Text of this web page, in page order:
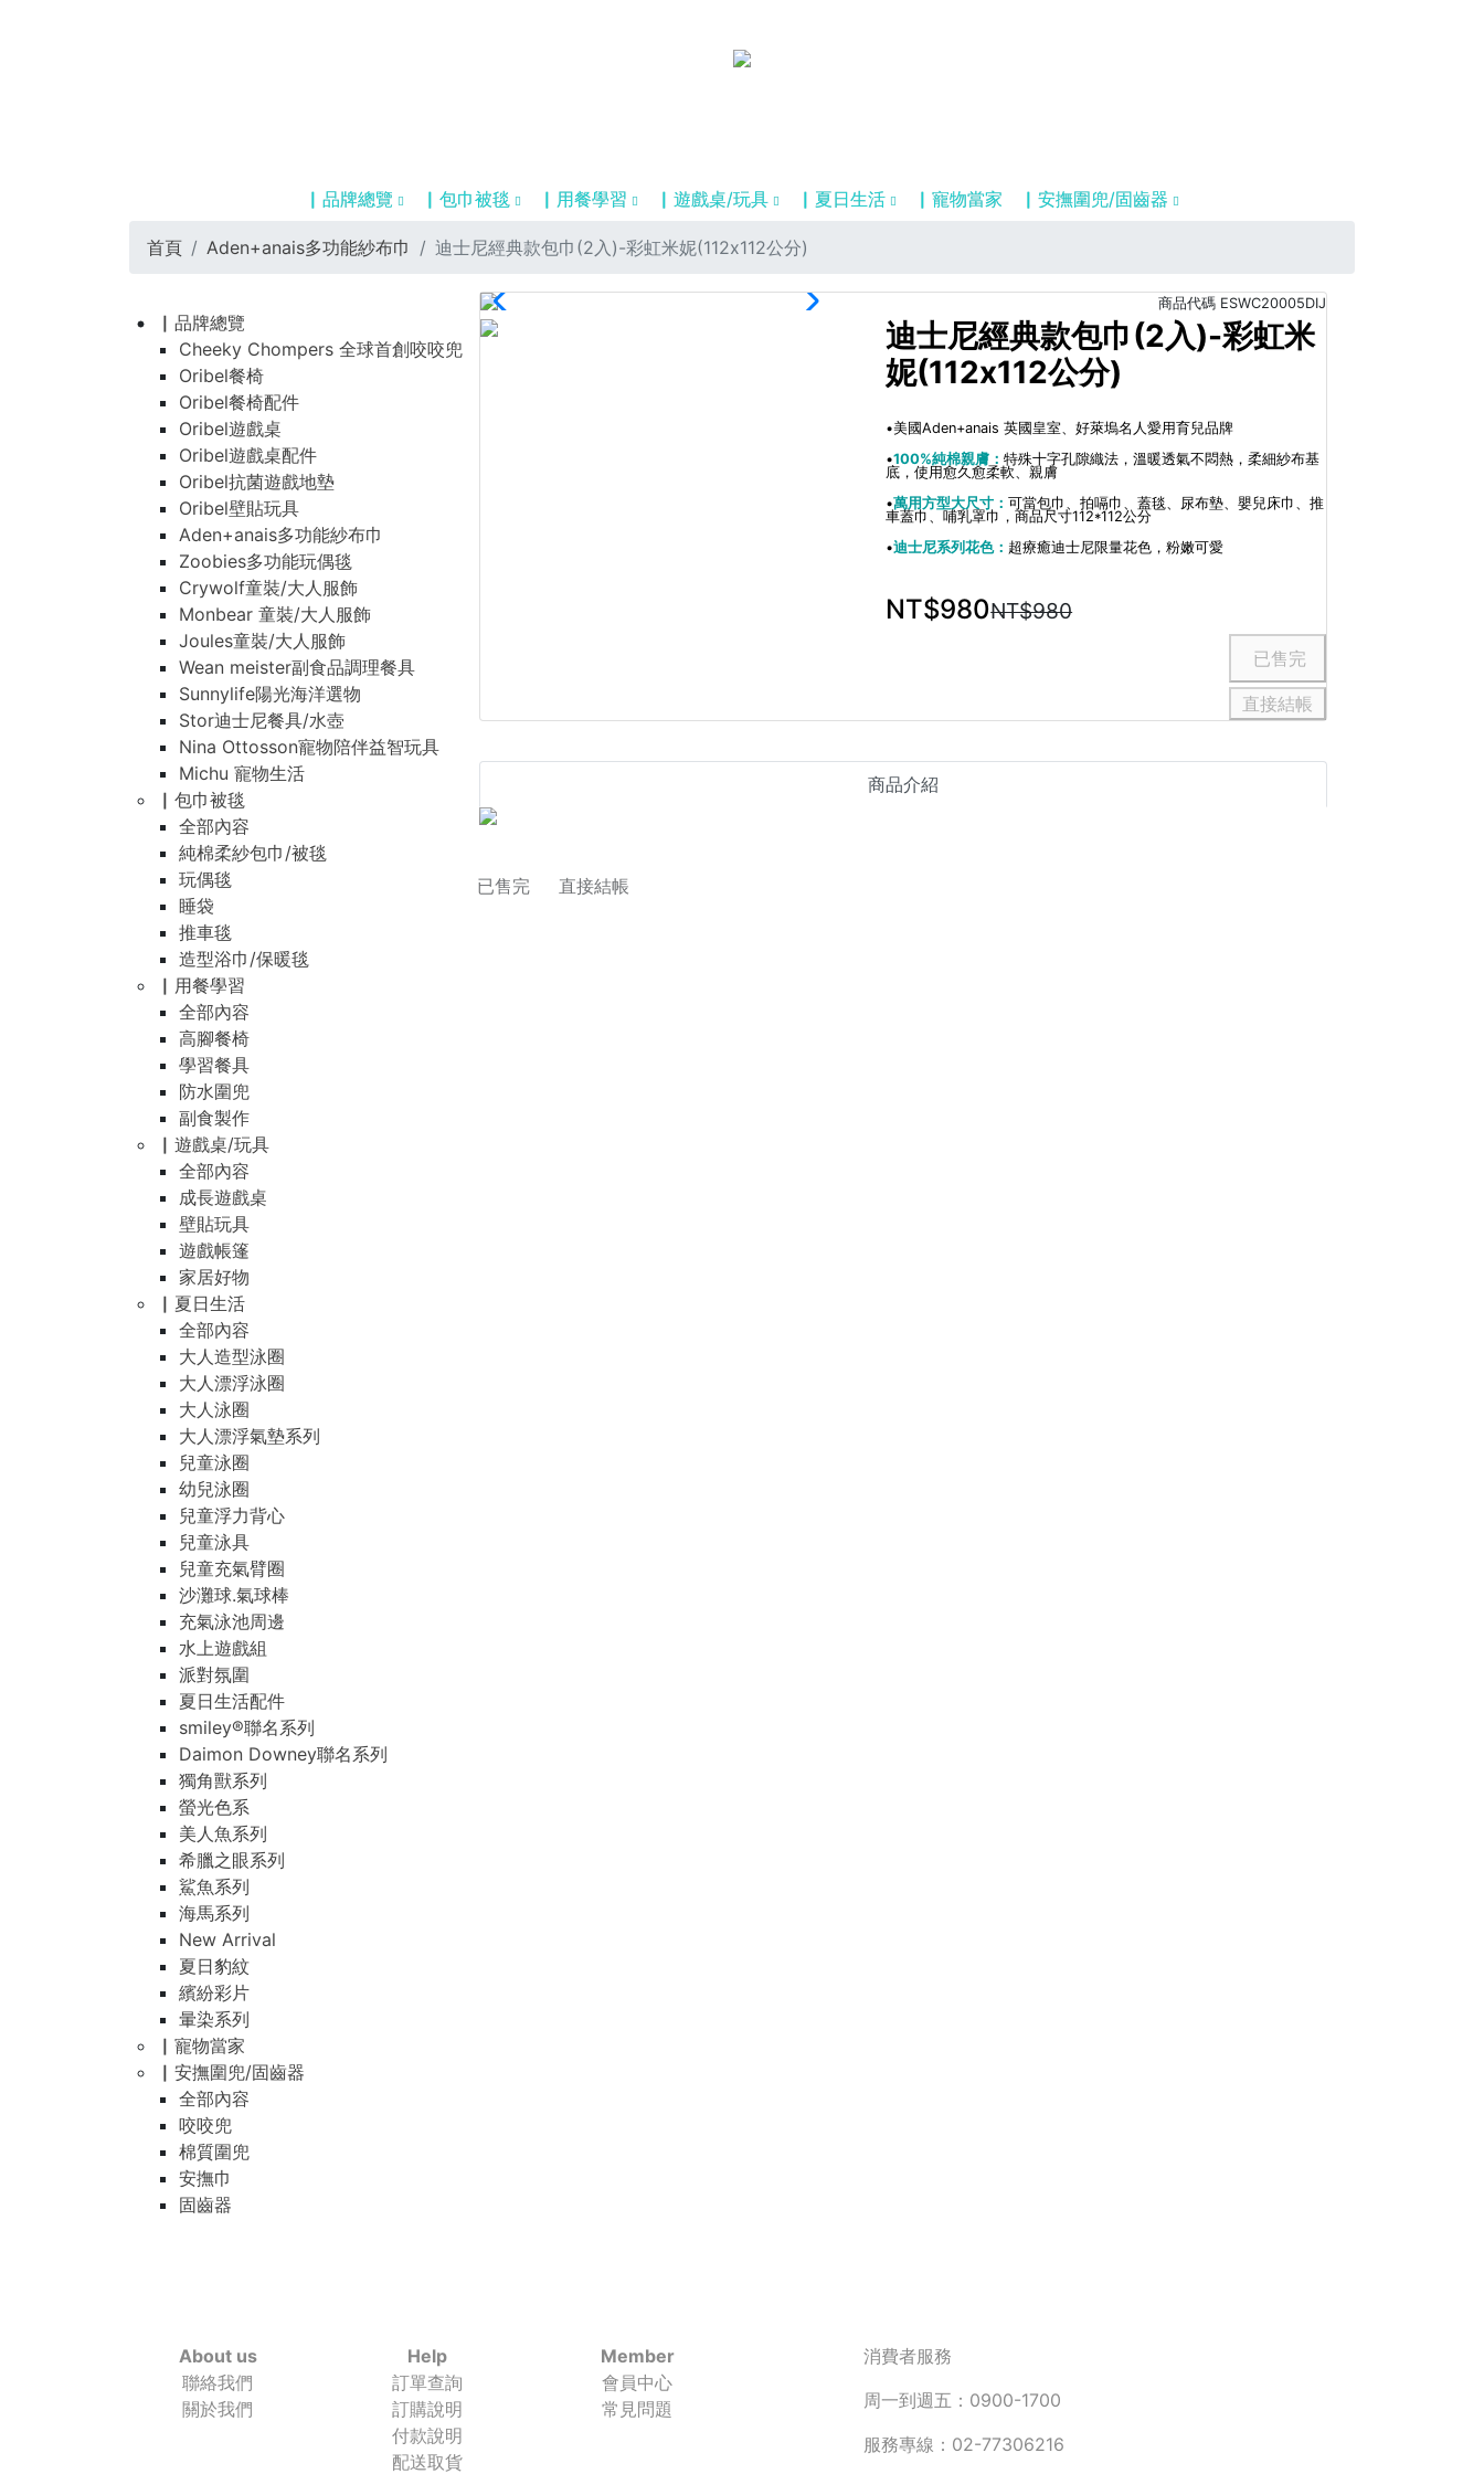
▏品牌總覽 ▏包巾被毯 ▏用餐學習 ▏遊戲桌/玩具 ▏夏日生活 ▏寵物當家 ▏安撫圍兜/固齒器
首頁 Aden+anais多功能紗布巾 迪士尼經典款包巾(2入)-彩虹米妮(112x112公分)
▏品牌總覽
Cheeky Chompers 全球首創咬咬兜
Oribel餐椅
Oribel餐椅配件
Oribel遊戲桌
Oribel遊戲桌配件
Oribel抗菌遊戲地墊
Oribel壁貼玩具
Aden+anais多功能紗布巾
Zoobies多功能玩偶毯
Crywolf童裝/大人服飾
Monbear 童裝/大人服飾
Joules童裝/大人服飾
Wean meister副食品調理餐具
Sunnylife陽光海洋選物
Stor迪士尼餐具/水壺
Nina Ottosson寵物陪伴益智玩具
Michu 寵物生活
▏包巾被毯
全部內容
純棉柔紗包巾/被毯
玩偶毯
睡袋
推車毯
造型浴巾/保暖毯
▏用餐學習
全部內容
高腳餐椅
學習餐具
防水圍兜
副食製作
▏遊戲桌/玩具
全部內容
成長遊戲桌
壁貼玩具
遊戲帳篷
家居好物
▏夏日生活
全部內容
大人造型泳圈
大人漂浮泳圈
大人泳圈
大人漂浮氣墊系列
兒童泳圈
幼兒泳圈
兒童浮力背心
兒童泳具
兒童充氣臂圈
沙灘球.氣球棒
充氣泳池周邊
水上遊戲組
派對氛圍
夏日生活配件
smiley®聯名系列
Daimon Downey聯名系列
獨角獸系列
螢光色系
美人魚系列
希臘之眼系列
鯊魚系列
海馬系列
New Arrival
夏日豹紋
繽紛彩片
暈染系列
▏寵物當家
▏安撫圍兜/固齒器
全部內容
咬咬兜
棉質圍兜
安撫巾
固齒器
商品代碼 ESWC20005DIJ
迪士尼經典款包巾(2入)-彩虹米
妮(112x112公分)
•美國Aden+anais 英國皇室、好萊塢名人愛用育兒品牌
•100%純棉親膚：特殊十字孔隙織法，溫暖透氣不悶熱，柔細紗布基
底，使用愈久愈柔軟、親膚
•萬用方型大尺寸：可當包巾、拍嗝巾、蓋毯、尿布墊、嬰兒床巾、推
車蓋巾、哺乳罩巾，商品尺寸112*112公分
•迪士尼系列花色： 超療癒迪士尼限量花色，粉嫩可愛
NT$980NT$980
直接結帳
商品介紹
直接結帳
About us
聯絡我們
關於我們
Help
訂單查詢
訂購說明
付款說明
配送取貨
Member
會員中心
常見問題
消費者服務
周一到週五：0900-1700
服務專線：02-77306216